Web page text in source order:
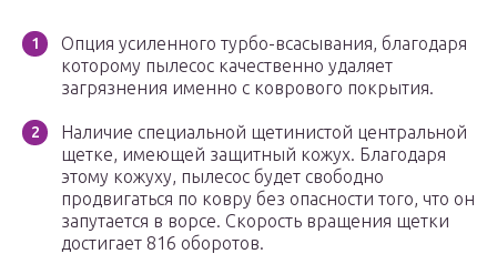
Опция усиленного турбо-всасывания, благодаря
которому пылесос качественно удаляет
загрязнения именно с коврового покрытия.
Наличие специальной щетинистой центральной
щетке, имеющей защитный кожух. Благодаря
этому кожуху, пылесос будет свободно
продвигаться по ковру без опасности того, что он
запутается в ворсе. Скорость вращения щетки
достигает 816 оборотов.